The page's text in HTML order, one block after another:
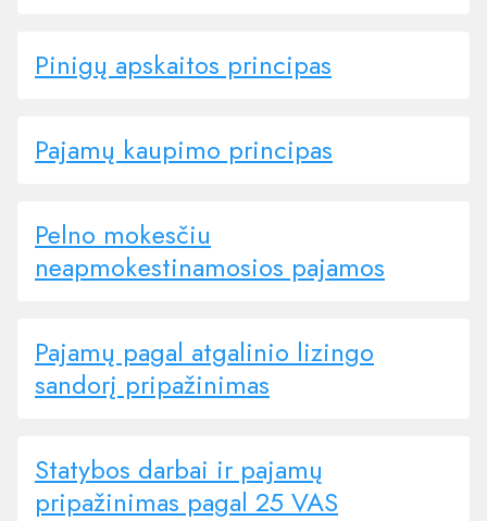
Pinigų apskaitos principas
Pajamų kaupimo principas
Pelno mokesčiu
neapmokestinamosios pajamos
Pajamų pagal atgalinio lizingo
sandorį pripažinimas
Statybos darbai ir pajamų
pripažinimas pagal 25 VAS